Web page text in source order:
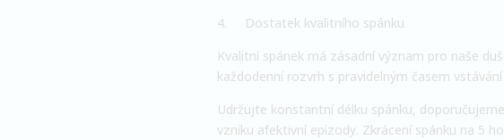
4.
Dostatek kvalitního spánku
Kvalitní spánek má zásadní význam pro naše
každodenní rozvrh s pravidelným časem
Udržujte konstantní délku spánku,
vzniku afektivní epizody. Zkrácení spánku na 5